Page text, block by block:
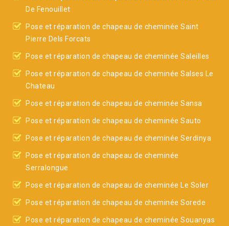
De Fenouillet
Pose et réparation de chapeau de cheminée Saint
Pierre Dels Forcats
Pose et réparation de chapeau de cheminée Saleilles
Pose et réparation de chapeau de cheminée Salses Le
Chateau
Pose et réparation de chapeau de cheminée Sansa
Pose et réparation de chapeau de cheminée Sauto
Pose et réparation de chapeau de cheminée Serdinya
Pose et réparation de chapeau de cheminée
Serralongue
Pose et réparation de chapeau de cheminée Le Soler
Pose et réparation de chapeau de cheminée Sorede
Pose et réparation de chapeau de cheminée Souanyas